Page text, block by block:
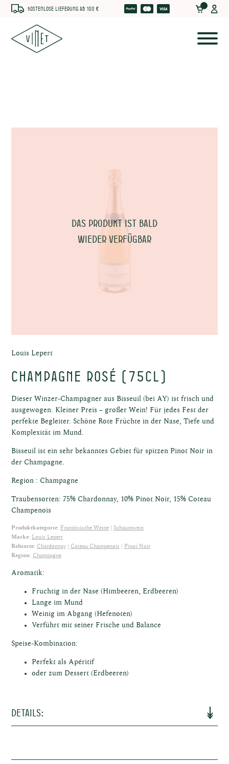
Kostenlose Lieferung ab 100 €
Das Produkt ist bald
wieder verfügbar
Louis Lepert
Champagne Rosé (75cl)
Dieser Winzer-Champagner aus Bisseuil (bei AY) ist frisch und
ausgewogen. Kleiner Preis – großer Wein! Für jedes Fest der
perfekte Begleiter. Schöne Rote Früchte in der Nase, Tiefe und
Komplexität im Mund.
Bisseuil ist ein sehr bekanntes Gebiet für spitzen Pinot Noir in
der Champagne.
Region : Champagne
Traubensorten: 75% Chardonnay, 10% Pinot Noir, 15% Coteau
Champenois
Produktkategorie: Französische Weine
Schaumwein
Marke: Louis Lepert
Rebsorte: Chardonnay Coteau Champenois
Pinot Noir
Region: Champagne
Aromatik:
Fruchtig in der Nase (Himbeeren, Erdbeeren)
Lange im Mund
Weinig im Abgang (Hefenoten)
Verführt mit seiner Frische und Balance
Speise-Kombination:
Perfekt als Apéritif
oder zum Dessert (Erdbeeren)
Details:
Terroir (Boden) Kalkstein